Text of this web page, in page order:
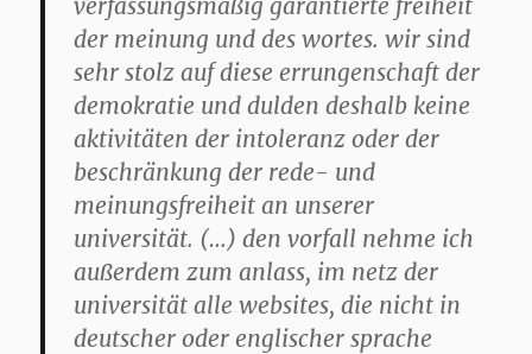
verfassungsmäßig garantierte freiheit
der meinung und des wortes. wir sind
sehr stolz auf diese errungenschaft der
demokratie und dulden deshalb keine
aktivitäten der intoleranz oder der
beschränkung der rede- und
meinungsfreiheit an unserer
universität. (…) den vorfall nehme ich
außerdem zum anlass, im netz der
universität alle websites, die nicht in
deutscher oder englischer sprache